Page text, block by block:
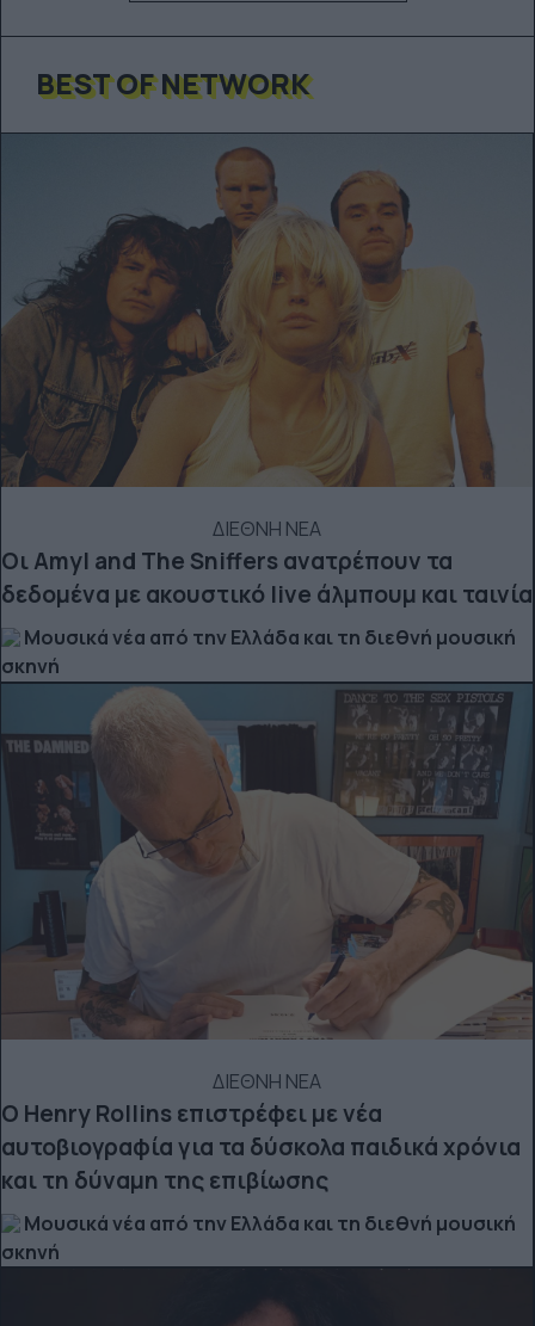
BEST OF NETWORK
ΔΙΕΘΝΗ ΝΕΑ
Οι Amyl and The Sniffers ανατρέπουν τα
δεδομένα με ακουστικό live άλμπουμ και ταινία
Μουσικά νέα από την Ελλάδα και τη διεθνή μουσική
σκηνή
ΔΙΕΘΝΗ ΝΕΑ
Ο Henry Rollins επιστρέφει με νέα
αυτοβιογραφία για τα δύσκολα παιδικά χρόνια
και τη δύναμη της επιβίωσης
Μουσικά νέα από την Ελλάδα και τη διεθνή μουσική
σκηνή